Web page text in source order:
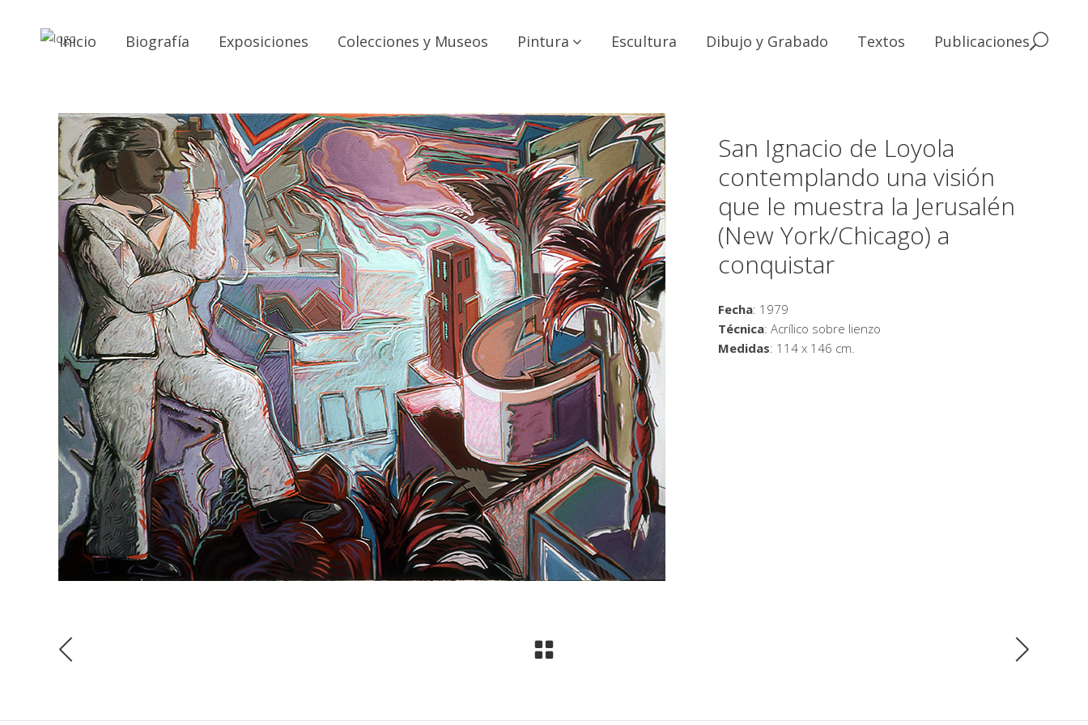
Inicio Biografía Exposiciones Colecciones y Museos Pintura Escultura Dibujo y Grabado Textos Publicaciones
San Ignacio de Loyola
contemplando una visión
que le muestra la Jerusalén
(New York/Chicago) a
conquistar
Fecha: 1979
Técnica: Acrílico sobre lienzo
Medidas: 114 x 146 cm.